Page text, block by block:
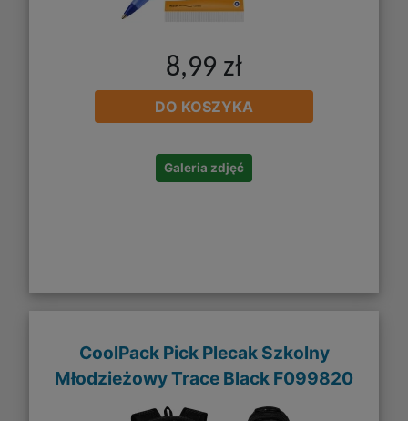
8,99 zł
DO KOSZYKA
Galeria zdjęć
CoolPack Pick Plecak Szkolny
Młodzieżowy Trace Black F099820